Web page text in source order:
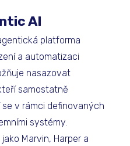
AI
platforma
a automatizaci
nasazovat
samostatně
v rámci definovaných
systémy.
Marvin, Harper a